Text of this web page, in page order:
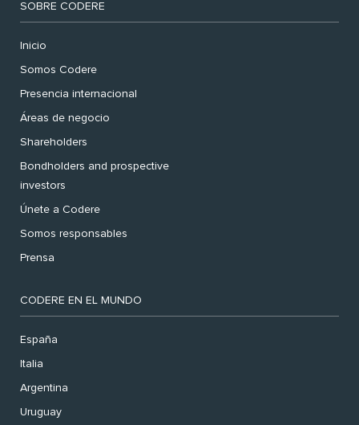
SOBRE CODERE
Inicio
Somos Codere
Presencia internacional
Áreas de negocio
Shareholders
Bondholders and prospective
investors
Únete a Codere
Somos responsables
Prensa
CODERE EN EL MUNDO
España
Italia
Argentina
Uruguay